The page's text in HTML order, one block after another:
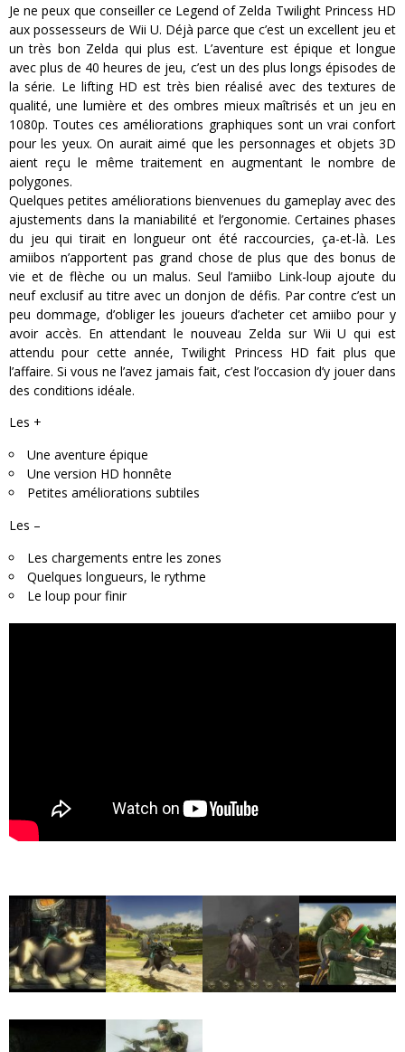
Je ne peux que conseiller ce Legend of Zelda Twilight Princess HD
aux possesseurs de Wii U. Déjà parce que c’est un excellent jeu et
un très bon Zelda qui plus est. L’aventure est épique et longue
avec plus de 40 heures de jeu, c’est un des plus longs épisodes de
la série. Le lifting HD est très bien réalisé avec des textures de
qualité, une lumière et des ombres mieux maîtrisés et un jeu en
1080p. Toutes ces améliorations graphiques sont un vrai confort
pour les yeux. On aurait aimé que les personnages et objets 3D
aient reçu le même traitement en augmentant le nombre de
polygones.
Quelques petites améliorations bienvenues du gameplay avec des
ajustements dans la maniabilité et l’ergonomie. Certaines phases
du jeu qui tirait en longueur ont été raccourcies, ça-et-là. Les
amiibos n’apportent pas grand chose de plus que des bonus de
vie et de flèche ou un malus. Seul l’amiibo Link-loup ajoute du
neuf exclusif au titre avec un donjon de défis. Par contre c’est un
peu dommage, d’obliger les joueurs d’acheter cet amiibo pour y
avoir accès. En attendant le nouveau Zelda sur Wii U qui est
attendu pour cette année, Twilight Princess HD fait plus que
l’affaire. Si vous ne l’avez jamais fait, c’est l’occasion d’y jouer dans
des conditions idéale.
Les +
Une aventure épique
Une version HD honnête
Petites améliorations subtiles
Les –
Les chargements entre les zones
Quelques longueurs, le rythme
Le loup pour finir